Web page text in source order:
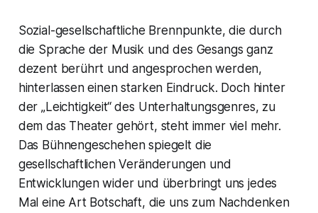
Sozial-gesellschaftliche Brennpunkte, die durch
die Sprache der Musik und des Gesangs ganz
dezent berührt und angesprochen werden,
hinterlassen einen starken Eindruck. Doch hinter
der „Leichtigkeit“des Unterhaltungsgenres, zu
dem das Theater gehört, steht immer viel mehr.
Das Bühnengeschehen spiegelt die
gesellschaftlichen Veränderungen und
Entwicklungen wider und überbringt uns jedes
Mal eine Art Botschaft, die uns zum Nachdenken